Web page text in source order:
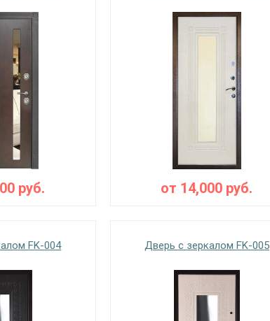
руб. от 14,000 руб.
FK-004 Дверь с зеркалом FK-005